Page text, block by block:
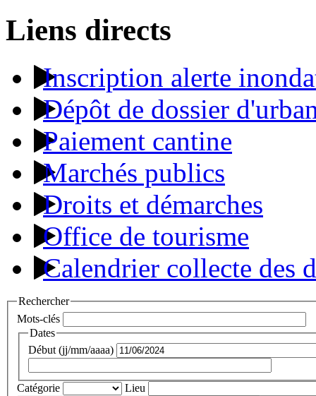
Liens directs
Inscription alerte
Dépôt de dossier
Paiement cantine
Marchés publics
Droits et démarches
Office de tourisme
Calendrier collecte des
Rechercher
Mots-clés
Dates
Début (jj/mm/aaaa)
Catégorie
Lieu